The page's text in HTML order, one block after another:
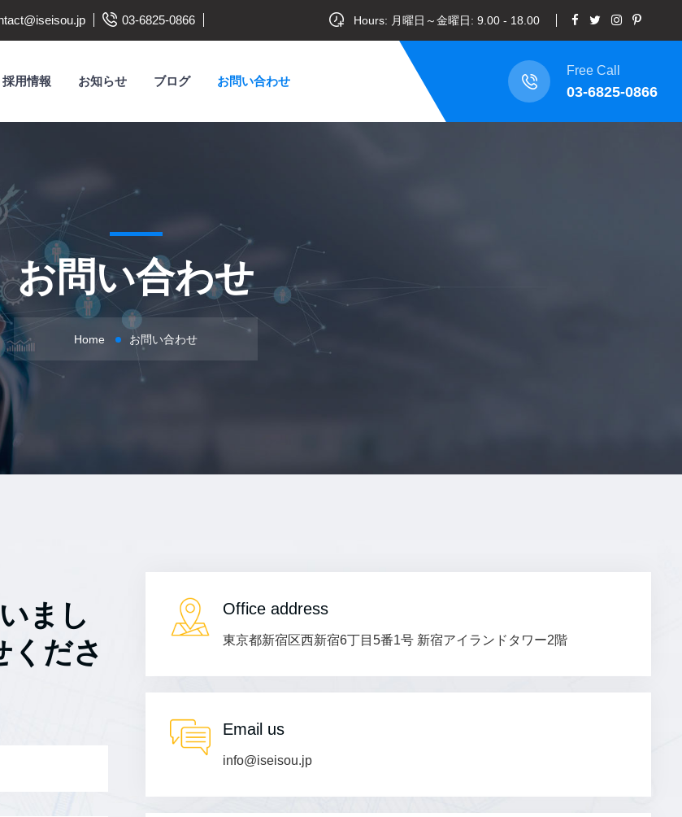
03-6825-0866 Hours: 月曜日～金曜日: 9.00 - 18.00
採用情報 お知らせ ブログ お問い合わせ
Free Call
03-6825-0866
お問い合わせ
Home お問い合わせ
まし
くださ
Office address
東京都新宿区西新宿6丁目5番1号 新宿アイランドタワー2階
Email us
info@iseisou.jp